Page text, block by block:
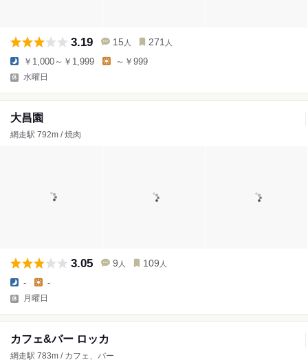
3.19 15 人 271 人
￥1,000～￥1,999 ～￥999
水曜日
大昌園
網走駅 792m / 焼肉
3.05 9 人 109 人
- -
月曜日
カフェ&バー ロッカ
網走駅 783m / カフェ、バー